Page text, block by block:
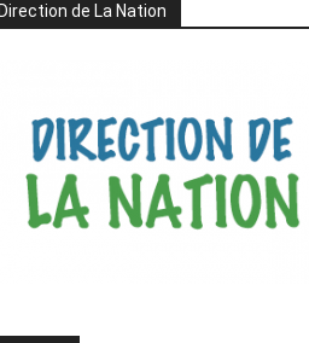
de La Nation